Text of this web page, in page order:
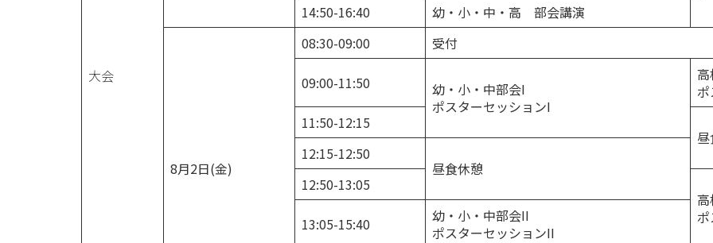
大会
14:50-16:40
幼・小・中・高 部会講演
8月2日(金)
08:30-09:00 受付
09:00-11:50
幼・小・中部会I
ポスターセッションI
11:50-12:15
12:15-12:50
昼食休憩
12:50-13:05
13:05-15:40
幼・小・中部会II
ポスターセッションII